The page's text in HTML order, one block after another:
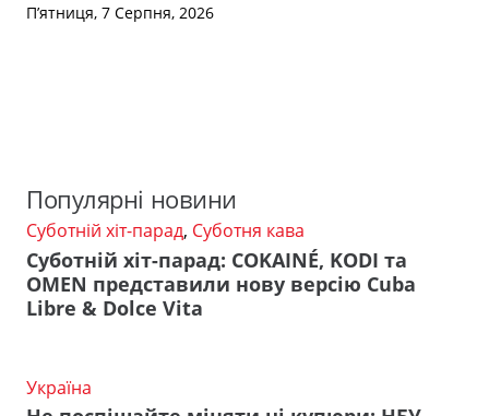
П’ятниця, 7 Серпня, 2026
Популярні новини
Суботній хіт-парад, Суботня кава
Суботній хіт-парад: COKAINÉ, KODI та
OMEN представили нову версію Cuba
Libre & Dolce Vita
Україна